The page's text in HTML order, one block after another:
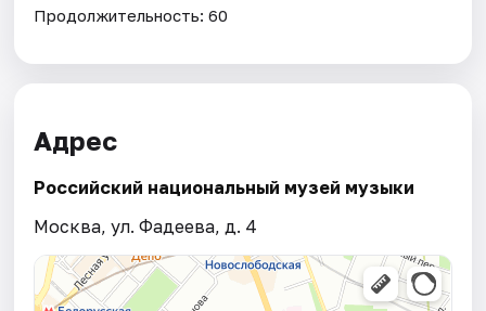
Продолжительность: 60
Адрес
Российский национальный музей музыки
Москва, ул. Фадеева, д. 4